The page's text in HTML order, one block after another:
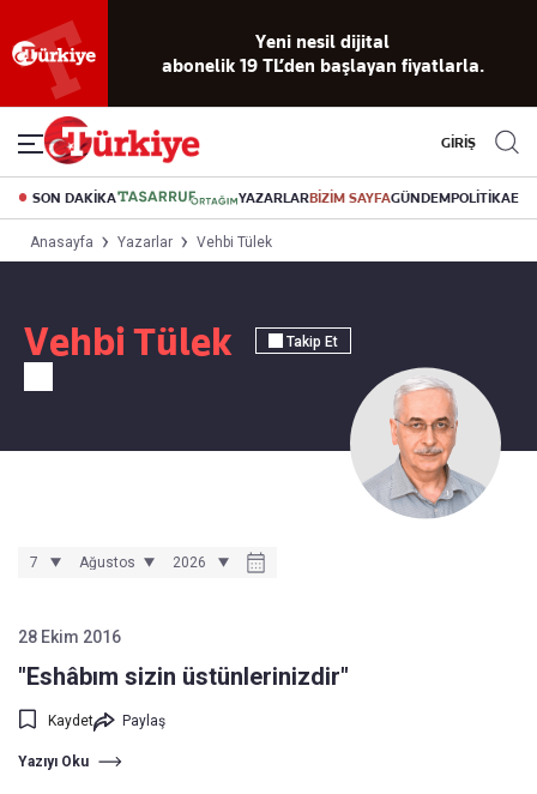
Yeni nesil dijital
abonelik 19 TL’den başlayan fiyatlarla.
GİRİŞ
SON DAKİKA YAZARLARBİZİM SAYFAGÜNDEMPOLİTİKA
Anasayfa Yazarlar Vehbi Tülek
Vehbi Tülek Takip Et
28 Ekim 2016
"Eshâbım sizin üstünlerinizdir"
Kaydet Paylaş
Yazıyı Oku